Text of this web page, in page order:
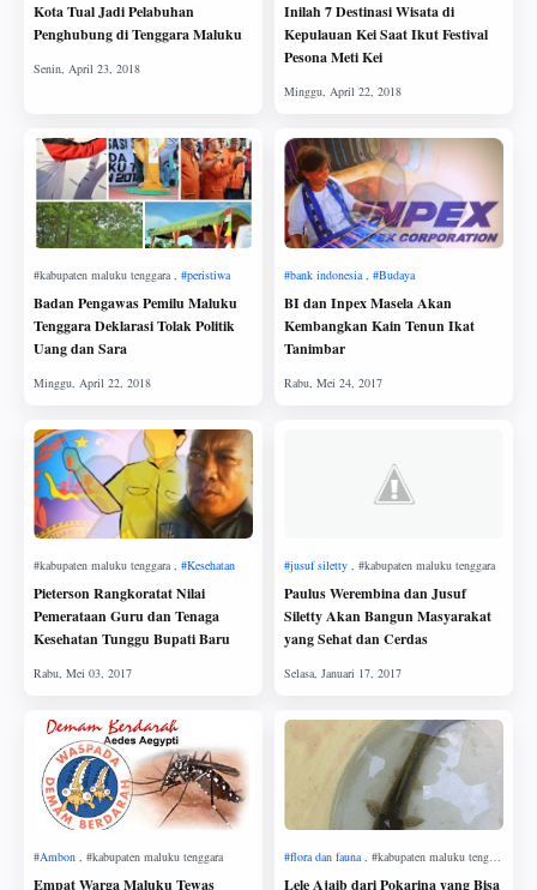
Kota Tual Jadi Pelabuhan
Penghubung di Tenggara Maluku
Inilah 7 Destinasi Wisata di
Kepulauan Kei Saat Ikut Festival
Pesona Meti Kei
Badan Pengawas Pemilu Maluku
Tenggara Deklarasi Tolak Politik
Uang dan Sara
BI dan Inpex Masela Akan
Kembangkan Kain Tenun Ikat
Tanimbar
Pieterson Rangkoratat Nilai
Pemerataan Guru dan Tenaga
Kesehatan Tunggu Bupati Baru
Paulus Werembina dan Jusuf
Siletty Akan Bangun Masyarakat
yang Sehat dan Cerdas
Empat Warga Maluku Tewas Lele Ajaib dari Pokarina yang Bisa